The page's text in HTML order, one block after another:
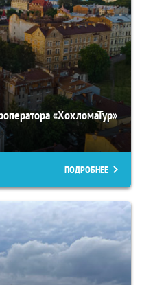
«ХохломаТур»
ПОДРОБНЕЕ